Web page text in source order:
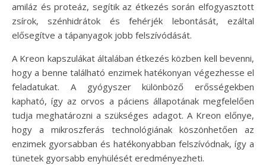
amiláz és proteáz, segítik az étkezés során elfogyasztott
zsírok, szénhidrátok és fehérjék lebontását, ezáltal
elősegítve a tápanyagok jobb felszívódását.
A Kreon kapszulákat általában étkezés közben kell bevenni,
hogy a benne található enzimek hatékonyan végezhesse el
feladatukat. A gyógyszer különböző erősségekben
kapható, így az orvos a páciens állapotának megfelelően
tudja meghatározni a szükséges adagot. A Kreon előnye,
hogy a mikroszferás technológiának köszönhetően az
enzimek gyorsabban és hatékonyabban felszívódnak, így a
tünetek gyorsabb enyhülését eredményezheti.